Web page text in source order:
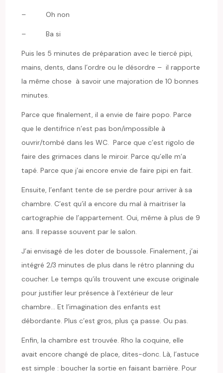
– Oh non
– Ba si
Puis les 5 minutes de préparation avec le tiercé pipi,
mains, dents, dans l’ordre ou le désordre – il rapporte
la même chose à savoir une majoration de 10 bonnes
minutes.
Parce que finalement, il a envie de faire popo. Parce
que le dentifrice n’est pas bon/impossible à
ouvrir/tombé dans les WC. Parce que c’est rigolo de
faire des grimaces dans le miroir. Parce qu’elle m’a
tapé. Parce que j’ai encore envie de faire pipi en fait.
Ensuite, l’enfant tente de se perdre pour arriver à sa
chambre. C’est qu’il a encore du mal à maitriser la
cartographie de l’appartement. Oui, même à plus de 9
ans. Il repasse souvent par le salon.
J’ai envisagé de les doter de boussole. Finalement, j’ai
intégré 2/3 minutes de plus dans le rétro planning du
coucher. Le temps qu’ils trouvent une excuse originale
pour justifier leur présence à l’extérieur de leur
chambre… Et l’imagination des enfants est
débordante. Plus c’est gros, plus ça passe. Ou pas.
Enfin, la chambre est trouvée. Rho la coquine, elle
avait encore changé de place, dites-donc. Là, l’astuce
est simple : boucher la sortie en faisant barrière. Pour